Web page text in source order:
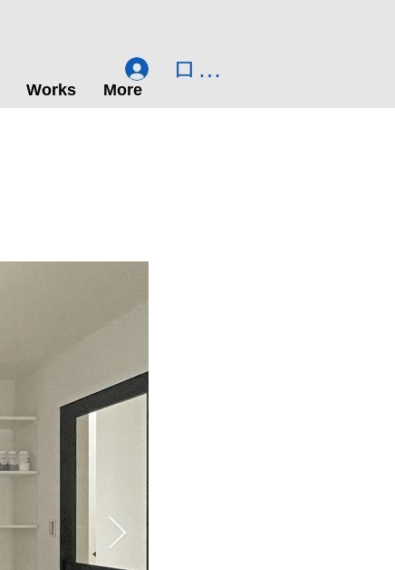
Works More
ログイン